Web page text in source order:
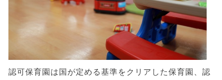
認可保育園は国が定める基準をクリアした保育園、認